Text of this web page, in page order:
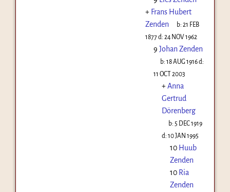
+ Frans Hubert
Zenden
b:21 FEB
1877d: 24 NOV 1962
9 Johan Zenden
b:18 AUG 1916d:
11 OCT 2003
+Anna
Gertrud
Dörenberg
b: 5 DEC 1919
d: 10 JAN 1995
10 Huub
Zenden
10 Ria
Zenden